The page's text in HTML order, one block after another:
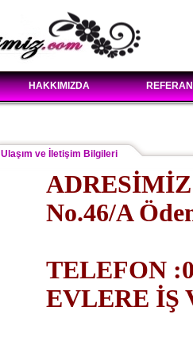
HAKKIMIZDA
Ulaşım ve İletişim Bilgileri
No.46/A
TELEFON
EVLERE İŞ